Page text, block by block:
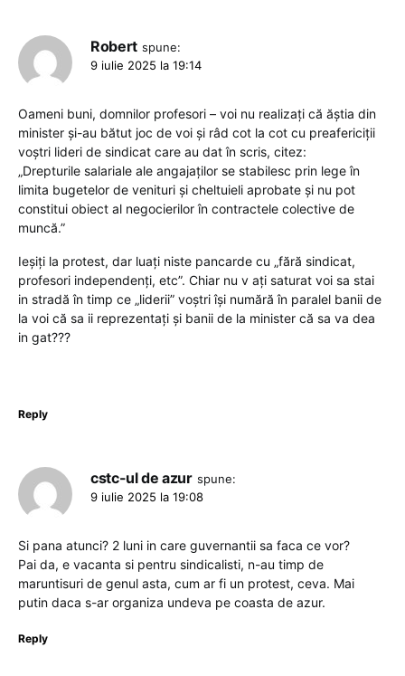
Robert spune:
9 iulie 2025 la 19:14
Oameni buni, domnilor profesori – voi nu realizați că ăștia din
minister și-au bătut joc de voi și râd cot la cot cu preafericiții
voștri lideri de sindicat care au dat în scris, citez:
„Drepturile salariale ale angajaților se stabilesc prin lege în
limita bugetelor de venituri și cheltuieli aprobate și nu pot
constitui obiect al negocierilor în contractele colective de
muncă.”
Ieșiți la protest, dar luați niste pancarde cu „fără sindicat,
profesori independenți, etc”. Chiar nu v ați saturat voi sa stai
in stradă în timp ce „liderii” voștri își numără în paralel banii de
la voi că sa ii reprezentați și banii de la minister că sa va dea
in gat???
Reply
cstc-ul de azur spune:
9 iulie 2025 la 19:08
Si pana atunci? 2 luni in care guvernantii sa faca ce vor?
Pai da, e vacanta si pentru sindicalisti, n-au timp de
maruntisuri de genul asta, cum ar fi un protest, ceva. Mai
putin daca s-ar organiza undeva pe coasta de azur.
Reply